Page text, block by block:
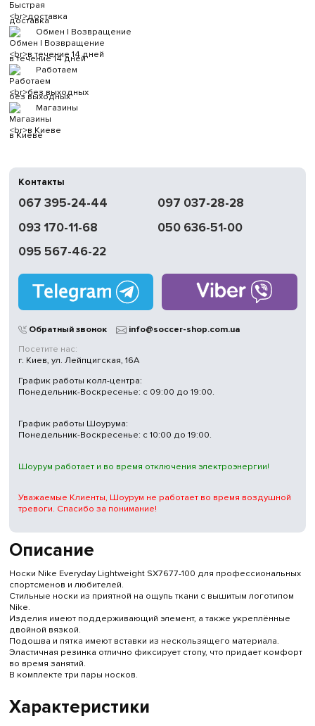
доставка
Обмен | Возвращение
в течение 14 дней
Работаем
без выходных
Магазины
в Киеве
Описание
Носки Nike Everyday Lightweight SX7677-100 для профессиональных
спортсменов и любителей.
Стильные носки из приятной на ощупь ткани с вышитым логотипом
Nike.
Изделия имеют поддерживающий элемент, а также укреплённые
двойной вязкой.
Подошва и пятка имеют вставки из нескользящего материала.
Эластичная резинка отлично фиксирует стопу, что придает комфорт
во время занятий.
В комплекте три пары носков.
Характеристики
Контакты
067 395-24-44
097 037-28-28
093 170-11-68
050 636-51-00
095 567-46-22
Обратный звонок
info@soccer-shop.com.ua
Посетите нас:
г. Киев, ул. Лейпцигская, 16А
График работы колл-центра:
Понедельник-Воскресенье: с 09:00 до 19:00.
График работы Шоурума:
Понедельник-Воскресенье: с 10:00 до 19:00.
Шоурум работает и во время отключения электроэнергии!
Уважаемые Клиенты, Шоурум не работает во время воздушной
тревоги. Спасибо за понимание!